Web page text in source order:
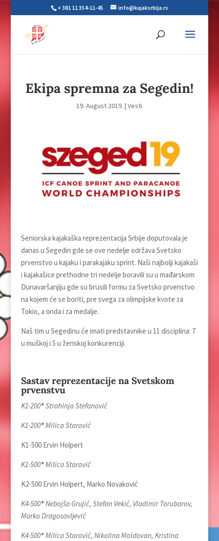
+ 381 11 354-11-45 info@kajaksrbija.rs
Ekipa spremna za Segedin!
19. August 2019. |Vesti
Seniorska kajakaška reprezentacija Srbije doputovala je
danas u Segedin gde se ove nedelјe održava Svetsko
prvenstvo u kajaku i parakajaku sprint. Naši najbolјi kajakaši
i kajakašice prethodne tri nedelјe boravili su u mađarskom
Dunavaršanjiju gde su brusili formu za Svetsko prvenstvo
na kojem će se boriti, pre svega za olimpijske kvote za
Tokio, a onda i za medalјe.
Naš tim u Segedinu će imati predstavnike u 11 disciplina: 7
u muškoj i 5 u ženskoj konkurenciji.
Sastav reprezentacije na Svetskom
prvenstvu
K1-200*Strahinja Stefanović
K1-200*Milica Starović
K1-500 Ervin Holpert
K1-500*Milica Starović
K2-500 Ervin Holpert, Marko Novaković
K4-500*Nebojša Grujić, Stefan Vekić, Vladimir Torubarov,
Marko Dragosavlјević
K4-500*Milica Starović, Nikolina Moldovan, Kristina